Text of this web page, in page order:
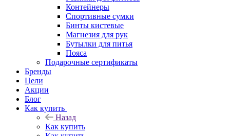
Контейнеры
Спортивные сумки
Бинты кистевые
Магнезия для рук
Бутылки для питья
Пояса
Подарочные сертификаты
Бренды
Цели
Акции
Блог
Как купить
Назад
Как купить